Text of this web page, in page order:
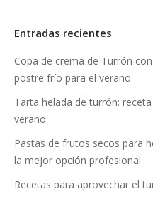
Entradas recientes
Copa de crema de Turrón
postre frío para el verano
Tarta helada de turrón:
verano
Pastas de frutos secos para
la mejor opción profesional
Recetas para aprovechar el